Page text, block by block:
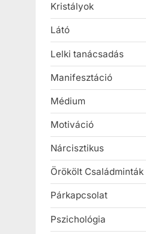
Kristályok
Látó
Lelki tanácsadás
Manifesztáció
Médium
Motiváció
Nárcisztikus
Örökölt Családminták
Párkapcsolat
Pszichológia